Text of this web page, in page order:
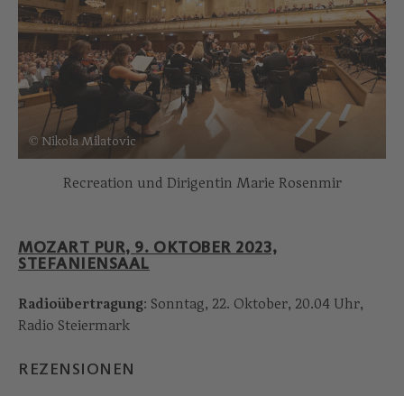
© Nikola Milatovic
Recreation und Dirigentin Marie Rosenmir
MOZART PUR, 9. OKTOBER 2023,
STEFANIENSAAL
Radioübertragung: Sonntag, 22. Oktober, 20.04 Uhr,
Radio Steiermark
REZENSIONEN